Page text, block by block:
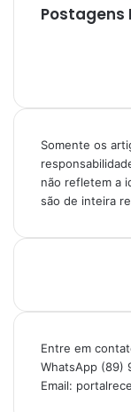
Postagens
Somente os
não refletem a
são de inteira
Entre em
WhatsApp (89)
Email: